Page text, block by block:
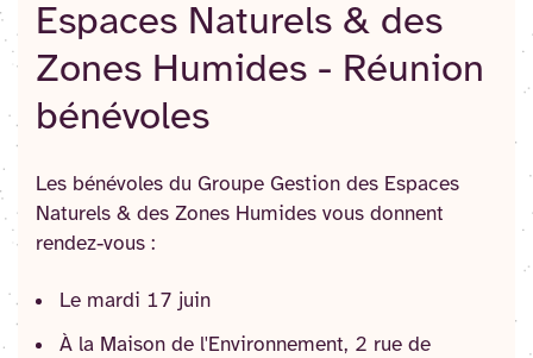
Espaces Naturels & des
Zones Humides - Réunion
bénévoles
Les bénévoles du Groupe Gestion des Espaces
Naturels & des Zones Humides vous donnent
rendez-vous :
Le mardi 17 juin
À la Maison de l'Environnement, 2 rue de